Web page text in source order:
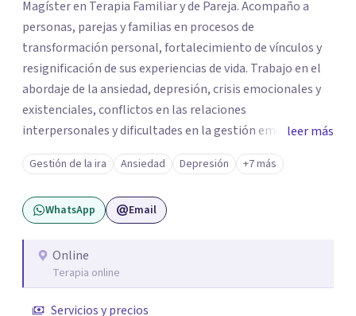
Magíster en Terapia Familiar y de Pareja. Acompaño a
personas, parejas y familias en procesos de
transformación personal, fortalecimiento de vínculos y
resignificación de sus experiencias de vida. Trabajo en el
abordaje de la ansiedad, depresión, crisis emocionales y
existenciales, conflictos en las relaciones
interpersonales y dificultades en la gestión emocional,
ofreciendo un espacio de escucha, comprensión y
acompañamiento terapéutico. Cada proceso terapéutico
es único. Por eso, en cada sesión se construye un espacio
seguro donde la palabra, las emociones y las experiencias
humana. A través del análisis y la reflexión conjunta,
buscamos identificar aquello que genera malestar o
leer más
Gestión de la ira Ansiedad Depresión +7 más
WhatsApp Email
Online
Terapia online
Servicios y precios